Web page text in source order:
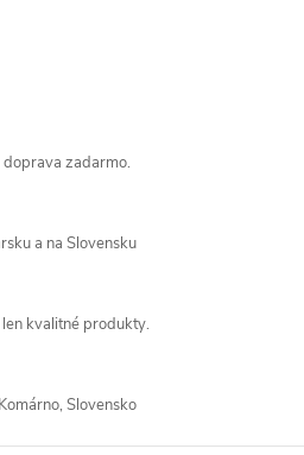
zadarmo.
a na Slovensku
kvalitné produkty.
Slovensko